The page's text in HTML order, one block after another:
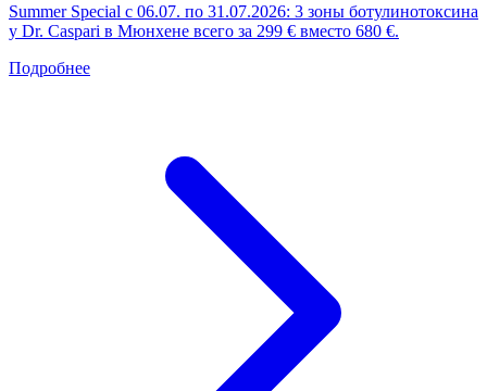
Summer Special с 06.07. по 31.07.2026: 3 зоны ботулинотоксина
у Dr. Caspari в Мюнхене всего за 299 € вместо 680 €.
Подробнее